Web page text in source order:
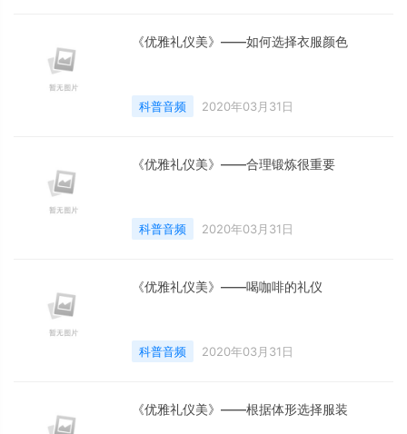
《优雅礼仪美》——如何选择衣服颜色
科普音频 2020年03月31日
《优雅礼仪美》——合理锻炼很重要
科普音频 2020年03月31日
《优雅礼仪美》——喝咖啡的礼仪
科普音频 2020年03月31日
《优雅礼仪美》——根据体形选择服装